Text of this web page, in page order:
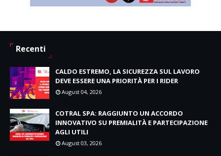
Recenti
CALDO ESTREMO, LA SICUREZZA SUL LAVORO
DEVE ESSERE UNA PRIORITÀ PER I RIDER
August 04, 2026
COTRAL SPA: RAGGIUNTO UN ACCORDO
INNOVATIVO SU PREMIALITÀ E PARTECIPAZIONE
AGLI UTILI
August 03, 2026